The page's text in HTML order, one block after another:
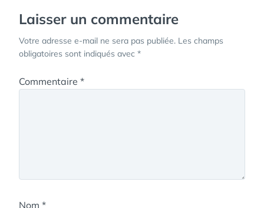
Laisser un commentaire
Votre adresse e-mail ne sera pas publiée. Les champs
obligatoires sont indiqués avec *
Commentaire *
Nom *